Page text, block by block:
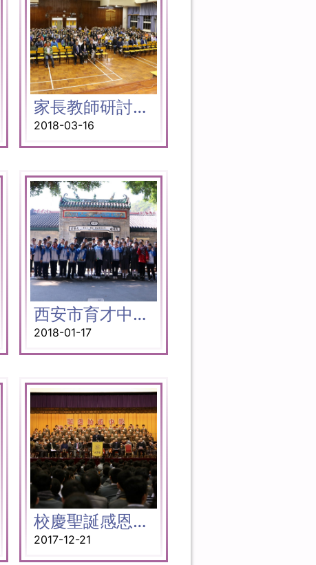
家長教師研討晚會
2018-03-16
西安市育才中學師生到訪
2018-01-17
校慶聖誕感恩崇拜
2017-12-21